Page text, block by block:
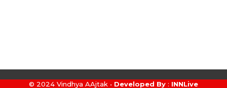
© 2024 Vindhya AAjtak • Developed By : INNLive